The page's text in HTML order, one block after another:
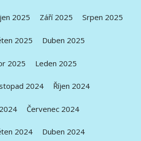
2025 Září 2025 Srpen 2025
2025 Duben 2025
2025 Leden 2025
2024 Říjen 2024
Červenec 2024
2024 Duben 2024